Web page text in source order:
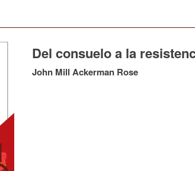
Del consuelo a la
John Mill Ackerman Rose